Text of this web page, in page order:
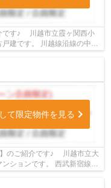
です♪ 川越市立霞ヶ関西小
建です。 川越線沿線の中古
軽...
て限定物件を見る
のご紹介です♪ 川越市立大
ションです。 西武新宿線沿
ョ...